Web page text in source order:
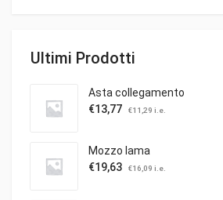
Ultimi Prodotti
Asta collegamento
€13,77 €11,29 i.e.
Mozzo lama
€19,63 €16,09 i.e.